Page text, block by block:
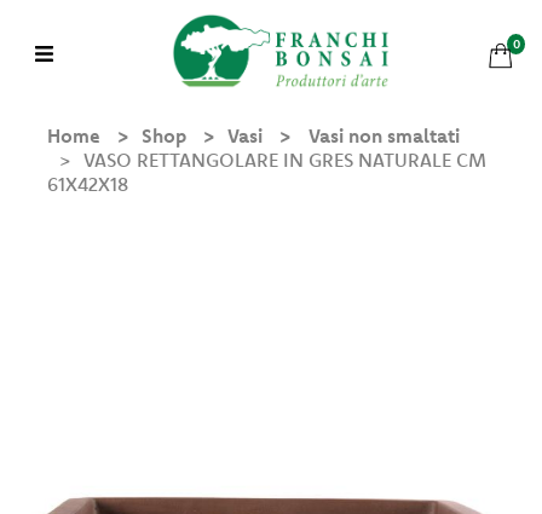
0
Home Shop Vasi
Vasi non smaltati
VASO RETTANGOLARE IN GRES NATURALE CM
61X42X18